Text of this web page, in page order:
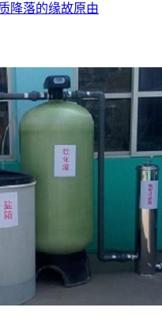
降落的缘故原由